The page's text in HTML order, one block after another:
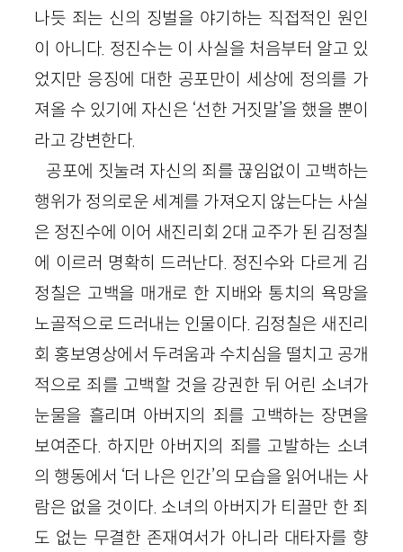
나듯 죄는 신의 징벌을 야기하는 직접적인 원인
이 아니다. 정진수는 이 사실을 처음부터 알고 있
었지만 응징에 대한 공포만이 세상에 정의를 가
져올 수 있기에 자신은 ‘선한 거짓말’을 했을 뿐이
라고 강변한다.
공포에 짓눌려 자신의 죄를 끊임없이 고백하는
행위가 정의로운 세계를 가져오지 않는다는 사실
은 정진수에 이어 새진리회 2대 교주가 된 김정칠
에 이르러 명확히 드러난다. 정진수와 다르게 김
정칠은 고백을 매개로 한 지배와 통치의 욕망을
노골적으로 드러내는 인물이다. 김정칠은 새진리
회 홍보영상에서 두려움과 수치심을 떨치고 공개
적으로 죄를 고백할 것을 강권한 뒤 어린 소녀가
눈물을 흘리며 아버지의 죄를 고백하는 장면을
보여준다. 하지만 아버지의 죄를 고발하는 소녀
의 행동에서 ‘더 나은 인간’의 모습을 읽어내는 사
람은 없을 것이다. 소녀의 아버지가 티끌만 한 죄
도 없는 무결한 존재여서가 아니라 대타자를 향